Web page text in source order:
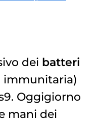
dei batteri
immunitaria)
Oggigiorno
mani dei